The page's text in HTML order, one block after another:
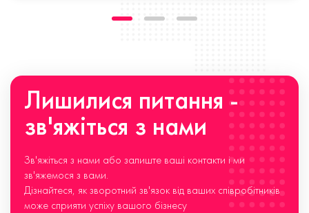
Лишилися питання -
зв'яжіться з нами
Зв'яжіться з нами або залиште ваші контакти і ми
зв'яжемося з вами.
Дізнайтеся, як зворотний зв'язок від ваших співробітників
може сприяти успіху вашого бізнесу